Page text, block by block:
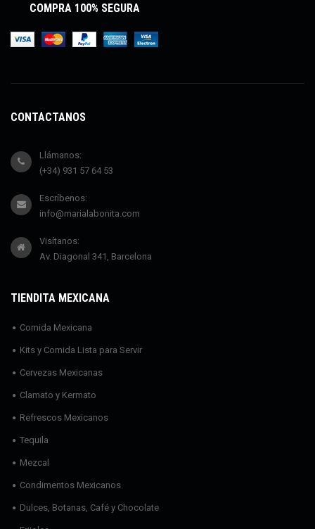
COMPRA 100% SEGURA
CONTÁCTANOS
Llámanos:
(+34) 931 57 64 53
Escríbenos:
info@marialabonita.com
Visítanos:
Av. Diagonal 341, Barcelona
TIENDITA MEXICANA
Comida Mexicana
Kits y Comida Lista para Servir
Cervezas Mexicanas
Clamato y Kermato
Refrescos Mexicanos
Tequila
Mezcal
Condimentos Mexicanos
Dulces, Botanas, Café y Chocolate